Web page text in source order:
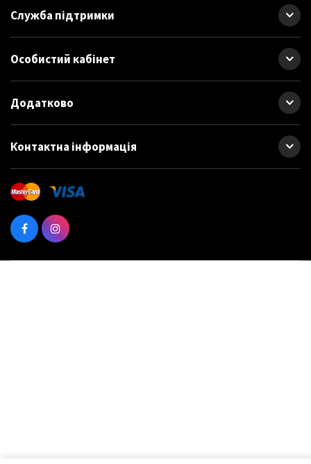
Повністю металева коробка передач та оптимальне
положення шестерень для продовження терміну
служби
Контроль стану окремих елементів акумулятора
довговічність акумулятора
Індикатор заряду показує, скільки заряду
Універсальна акумуляторна система: працює з усіма
акумуляторами Milwaukee M18.
Комплект постачання
Постачання без акумуляторів та зарядного пристрою
Постачання без кейса або сумки
Рукавички з рівнем опору порізам 1, розмір L/9
Служба підтримки
Особистий кабінет
Додатково
Контактна інформація